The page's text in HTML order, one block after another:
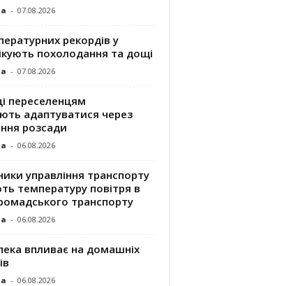
- 07.08.2026
рекордів у
похолодання та дощі
- 07.08.2026
переселенцям
адаптуватися через
розсади
- 06.08.2026
управління транспорту
температуру повітря в
транспорту
- 06.08.2026
впливає на домашніх
- 06.08.2026